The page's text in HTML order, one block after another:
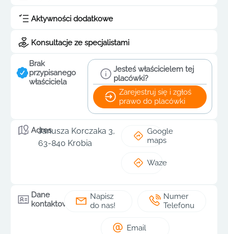
Aktywności dodatkowe
Konsultacje ze specjalistami
Brak
przypisanego
właściciela
Jesteś właścicielem tej
placówki?
Zarejestruj się i zgłoś
prawo do placówki
Adres
Janusza Korczaka 3,
63-840 Krobia
Google
maps
Waze
Dane
kontaktowe
Napisz
do nas!
Numer
Telefonu
Email